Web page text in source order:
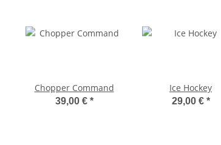
Chopper Command
39,00 € *
Ice Hockey
29,00 € *